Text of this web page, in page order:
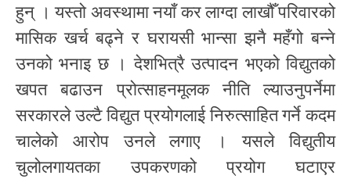
हुन् । यस्तो अवस्थामा नयाँ कर लाग्दा लाखौँ परिवारको
मासिक खर्च बढ्ने र घरायसी भान्सा झनै महँगो बन्ने
उनको भनाइ छ । देशभित्रै उत्पादन भएको विद्युतको
खपत बढाउन प्रोत्साहनमूलक नीति ल्याउनुपर्नेमा
सरकारले उल्टै विद्युत प्रयोगलाई निरुत्साहित गर्ने कदम
चालेको आरोप उनले लगाए । यसले विद्युतीय
चुलोलगायतका उपकरणको प्रयोग घटाएर